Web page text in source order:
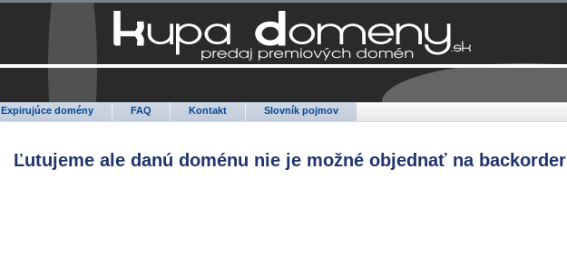
Expirujúce domény FAQ Kontakt Slovník pojmov
Ľutujeme ale danú doménu nie je možné objednať na backorder